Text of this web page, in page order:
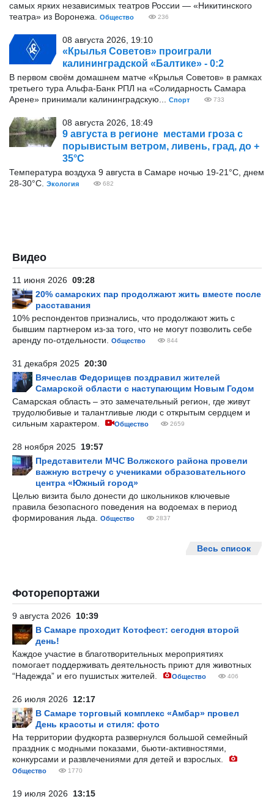
самых ярких независимых театров России — «Никитинского
театра» из Воронежа.
Общество 236
08 августа 2026, 19:10
«Крылья Советов» проиграли
калининградской «Балтике» - 0:2
В первом своём домашнем матче «Крылья Советов» в рамках
третьего тура Альфа-Банк РПЛ на «Солидарность Самара
Арене» принимали калининградскую...
Спорт 733
08 августа 2026, 18:49
9 августа в регионе местами гроза с
порывистым ветром, ливень, град, до +
35°С
Температура воздуха 9 августа в Самаре ночью 19-21°С, днем
28-30°С.
Экология 682
Видео
11 июня 2026 09:28
20% самарских пар продолжают жить вместе после
расставания
10% респондентов признались, что продолжают жить с
бывшим партнером из-за того, что не могут позволить себе
аренду по-отдельности.
Общество 844
31 декабря 2025 20:30
Вячеслав Федорищев поздравил жителей
Самарской области с наступающим Новым Годом
Самарская область – это замечательный регион, где живут
трудолюбивые и талантливые люди с открытым сердцем и
сильным характером.
Общество 2659
28 ноября 2025 19:57
Представители МЧС Волжского района провели
важную встречу с учениками образовательного
центра «Южный город»
Целью визита было донести до школьников ключевые
правила безопасного поведения на водоемах в период
формирования льда.
Общество 2837
Весь список
Фоторепортажи
9 августа 2026 10:39
В Самаре проходит Котофест: сегодня второй
день!
Каждое участие в благотворительных мероприятиях
помогает поддерживать деятельность приют для животных
“Надежда” и его пушистых жителей.
Общество 406
26 июля 2026 12:17
В Самаре торговый комплекс «Амбар» провел
День красоты и стиля: фото
На территории фудкорта развернулся большой семейный
праздник с модными показами, бьюти-активностями,
конкурсами и развлечениями для детей и взрослых.
Общество 1770
19 июля 2026 13:15